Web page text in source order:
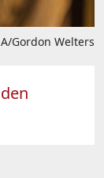
Gordon Welters